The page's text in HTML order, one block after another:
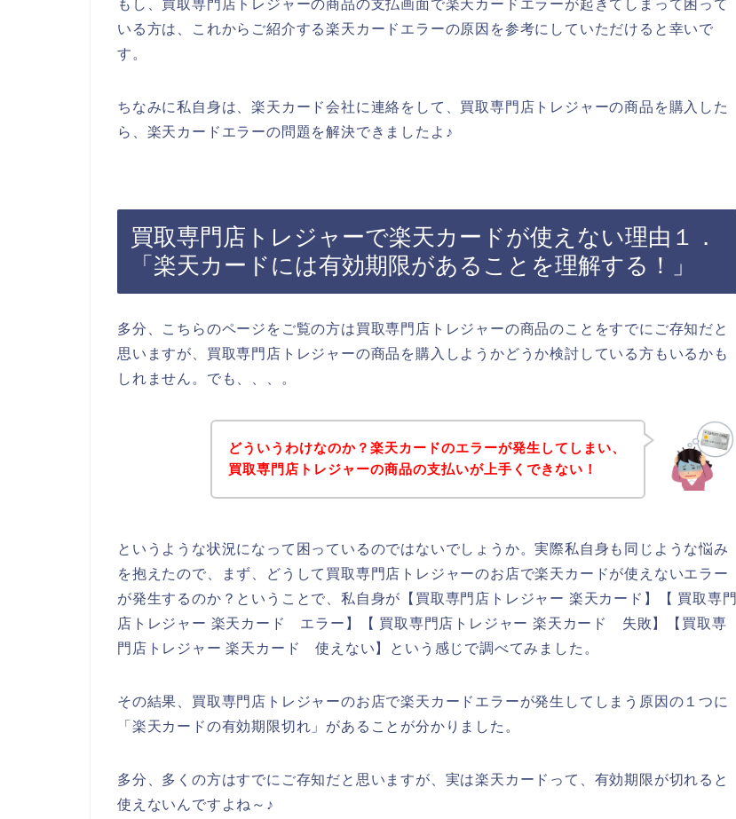
もし、買取専門店トレジャーの商品の支払画面で楽天カードエラーが起きてしまって困って
いる方は、これからご紹介する楽天カードエラーの原因を参考にしていただけると幸いで
す。
ちなみに私自身は、楽天カード会社に連絡をして、買取専門店トレジャーの商品を購入した
ら、楽天カードエラーの問題を解決できましたよ♪
買取専門店トレジャーで楽天カードが使えない理由１．
「楽天カードには有効期限があることを理解する！」
多分、こちらのページをご覧の方は買取専門店トレジャーの商品のことをすでにご存知だと
思いますが、買取専門店トレジャーの商品を購入しようかどうか検討している方もいるかも
しれません。でも、、、。
どういうわけなのか？楽天カードのエラーが発生してしまい、
買取専門店トレジャーの商品の支払いが上手くできない！
というような状況になって困っているのではないでしょうか。実際私自身も同じような悩み
を抱えたので、まず、どうして買取専門店トレジャーのお店で楽天カードが使えないエラー
が発生するのか？ということで、私自身が【買取専門店トレジャー 楽天カード】【 買取専門
店トレジャー 楽天カード エラー】【 買取専門店トレジャー 楽天カード 失敗】【買取専
門店トレジャー 楽天カード 使えない】という感じで調べてみました。
その結果、買取専門店トレジャーのお店で楽天カードエラーが発生してしまう原因の１つに
「楽天カードの有効期限切れ」があることが分かりました。
多分、多くの方はすでにご存知だと思いますが、実は楽天カードって、有効期限が切れると
使えないんですよね～♪